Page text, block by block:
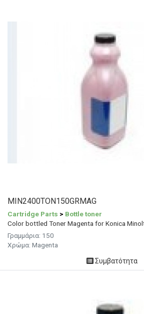
MIN2400TON150GRMAG
Cartridge Parts > Bottle toner
Color bottled Toner Magenta for Konica
Γραμμάρια: 150
Χρώμα: Magenta
Συμβατότητα